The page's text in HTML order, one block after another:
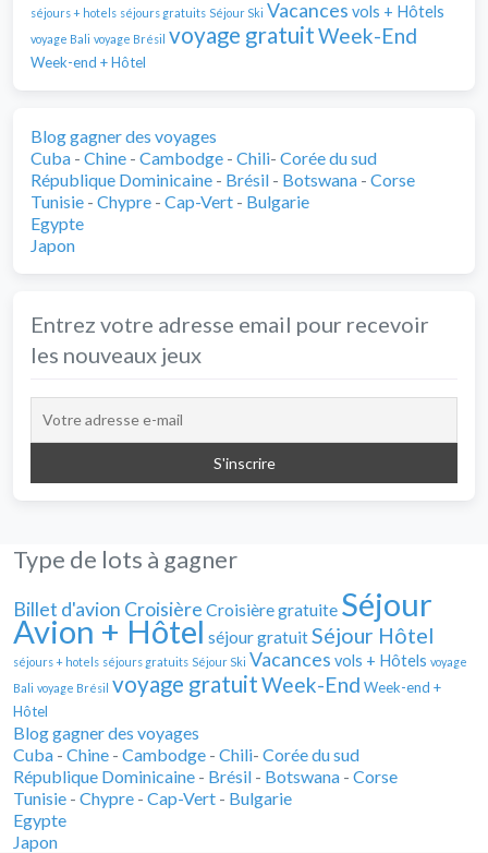
séjours + hotels séjours gratuits Séjour Ski Vacances vols + Hôtels
voyage Bali voyage Brésil voyage gratuitWeek-End
Week-end + Hôtel
Blog gagner des voyages
Cuba - Chine - Cambodge - Chili- Corée du sud
République Dominicaine - Brésil - Botswana - Corse
Tunisie - Chypre - Cap-Vert - Bulgarie
Egypte
Japon
Entrez votre adresse email pour recevoir
les nouveaux jeux
Type de lots à gagner
Billet d'avion Croisière Croisière gratuite Séjour
Avion + Hôtel séjour gratuitSéjour Hôtel
séjours + hotels séjours gratuits Séjour Ski Vacances vols + Hôtels voyage
Bali voyage Brésil voyage gratuitWeek-End Week-end +
Hôtel
Blog gagner des voyages
Cuba - Chine - Cambodge - Chili- Corée du sud
République Dominicaine - Brésil - Botswana - Corse
Tunisie - Chypre - Cap-Vert - Bulgarie
Egypte
Japon